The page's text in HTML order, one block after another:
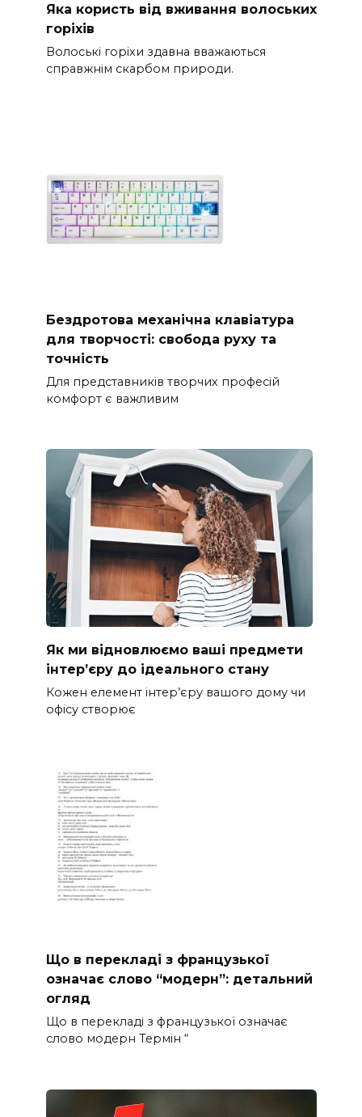
Яка користь від вживання волоських
горіхів
Волоські горіхи здавна вважаються
справжнім скарбом природи.
Бездротова механічна клавіатура
для творчості: свобода руху та
точність
Для представників творчих професій
комфорт є важливим
Як ми відновлюємо ваші предмети
інтер’єру до ідеального стану
Кожен елемент інтер’єру вашого дому чи
офісу створює
Що в перекладі з французької
означає слово “модерн”: детальний
огляд
Що в перекладі з французької означає
слово модерн Термін “